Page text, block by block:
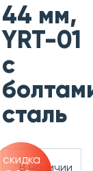
44 мм,
YRT-01
с
сталь
В наличии
скидка